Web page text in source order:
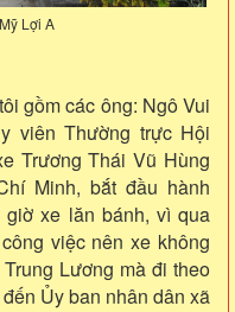
Lợi A
gồm các ông: Ngô Vui
viên Thường trực Hội
Trương Thái Vũ Hùng
Minh, bắt đầu hành
xe lăn bánh, vì qua
việc nên xe không
Lương mà đi theo
Ủy ban nhân dân xã